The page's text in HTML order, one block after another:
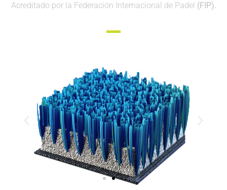
Acreditado por la Federación Internacional de Padel (FIP).